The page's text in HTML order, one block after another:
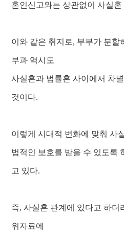
혼인신고와는 상관없이 사실
이와 같은 취지로, 부부가 분할
부과 역시도
사실혼과 법률혼 사이에서 차
것이다.
이렇게 시대적 변화에 맞춰 사
법적인 보호를 받을 수 있도록
고 있다.
즉, 사실혼 관계에 있다고 하더
위자료에